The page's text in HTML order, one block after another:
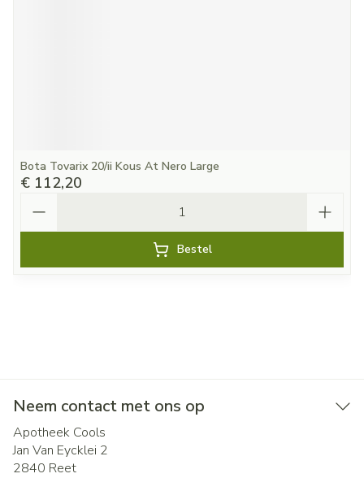
Bota Tovarix 20/ii Kous At Nero Large
€ 112,20
Bestel
Neem contact met ons op
Apotheek Cools
Jan Van Eycklei 2
2840 Reet